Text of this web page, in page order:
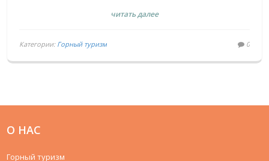
читать далее
Категории: Горный туризм 0
О НАС
Горный туризм